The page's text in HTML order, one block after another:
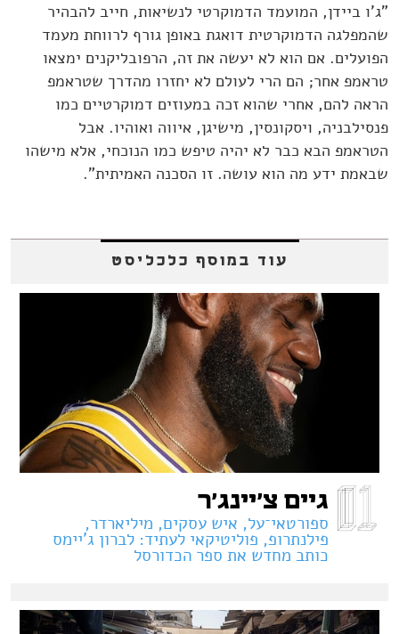
"ג'ו ביידן, המועמד הדמוקרטי לנשיאות, חייב להבהיר
שהמפלגה הדמוקרטית דואגת באופן גורף לרווחת מעמד
הפועלים. אם הוא לא יעשה את זה, הרפובליקנים ימצאו
טראמפ אחר; הם הרי לעולם לא יחזרו מהדרך שטראמפ
הראה להם, אחרי שהוא זכה במעוזים דמוקרטיים כמו
פנסילבניה, ויסקונסין, מישיגן, איווה ואוהיו. אבל
הטראמפ הבא כבר לא יהיה טיפש כמו הנוכחי, אלא מישהו
שבאמת ידע מה הוא עושה. זו הסכנה האמיתית".
עוד במוסף כלכליסט
גיים צ'יינג'ר
ספורטאי־על, איש עסקים, מיליארדר,
פילנתרופ, פוליטיקאי לעתיד: לברון ג'יימס
כותב מחדש את ספר הכדורסל